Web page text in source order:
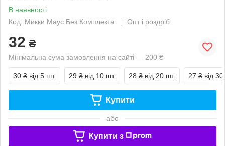
В наявності
Код: Микки Маус Без Комплекта
Опт і роздріб
32 ₴
Мінімальна сума замовлення на сайті — 200 ₴
30 ₴ від 5 шт. 29 ₴ від 10 шт. 28 ₴ від 20 шт. 27 ₴ від
Купити
або
Купити з